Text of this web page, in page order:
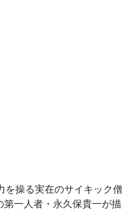
を操る実在のサイキック
一人者・永久保貴一が描